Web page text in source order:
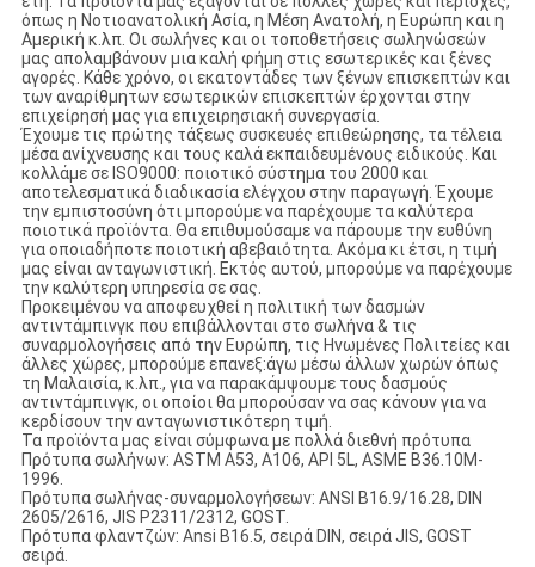
όπως η Νοτιοανατολική Ασία, η Μέση Ανατολή, η Ευρώπη και η
Αμερική κ.λπ. Οι σωλήνες και οι τοποθετήσεις σωληνώσεών
μας απολαμβάνουν μια καλή φήμη στις εσωτερικές και ξένες
αγορές. Κάθε χρόνο, οι εκατοντάδες των ξένων επισκεπτών και
των αναρίθμητων εσωτερικών επισκεπτών έρχονται στην
επιχείρησή μας για επιχειρησιακή συνεργασία.
Έχουμε τις πρώτης τάξεως συσκευές επιθεώρησης, τα τέλεια
μέσα ανίχνευσης και τους καλά εκπαιδευμένους ειδικούς. Και
κολλάμε σε ISO9000: ποιοτικό σύστημα του 2000 και
αποτελεσματικά διαδικασία ελέγχου στην παραγωγή. Έχουμε
την εμπιστοσύνη ότι μπορούμε να παρέχουμε τα καλύτερα
ποιοτικά προϊόντα. Θα επιθυμούσαμε να πάρουμε την ευθύνη
για οποιαδήποτε ποιοτική αβεβαιότητα. Ακόμα κι έτσι, η τιμή
μας είναι ανταγωνιστική. Εκτός αυτού, μπορούμε να παρέχουμε
την καλύτερη υπηρεσία σε σας.
Προκειμένου να αποφευχθεί η πολιτική των δασμών
αντιντάμπινγκ που επιβάλλονται στο σωλήνα & τις
συναρμολογήσεις από την Ευρώπη, τις Ηνωμένες Πολιτείες και
άλλες χώρες, μπορούμε επανεξ:άγω μέσω άλλων χωρών όπως
τη Μαλαισία, κ.λπ., για να παρακάμψουμε τους δασμούς
αντιντάμπινγκ, οι οποίοι θα μπορούσαν να σας κάνουν για να
κερδίσουν την ανταγωνιστικότερη τιμή.
Τα προϊόντα μας είναι σύμφωνα με πολλά διεθνή πρότυπα
Πρότυπα σωλήνων: ASTM A53, A106, API 5L, ASME B36.10M-
1996.
Πρότυπα σωλήνας-συναρμολογήσεων: ANSI B16.9/16.28, DIN
2605/2616, JIS P2311/2312, GOST.
Πρότυπα φλαντζών: Ansi B16.5, σειρά DIN, σειρά JIS, GOST
σειρά.